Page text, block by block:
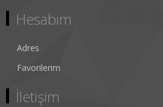
Hesabım
Adres
Favorilerim
İletişim